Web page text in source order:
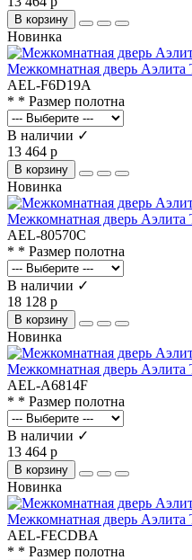
В корзину
Новинка
Межкомнатная дверь Аэлита
AEL-F6D19A
* * Размер полотна
В наличии ✓
13 464 р
В корзину
Новинка
Межкомнатная дверь
AEL-80570C
* * Размер полотна
В наличии ✓
18 128 р
В корзину
Новинка
Межкомнатная дверь
AEL-A6814F
* * Размер полотна
В наличии ✓
13 464 р
В корзину
Новинка
Межкомнатная дверь
AEL-FECDBA
* * Размер полотна